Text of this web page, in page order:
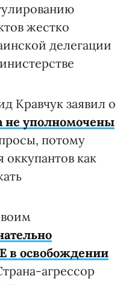
жестко
делегации
Кравчук заявил о
не уполномочены
потому
оккупантов как
в освобождении
агрессор